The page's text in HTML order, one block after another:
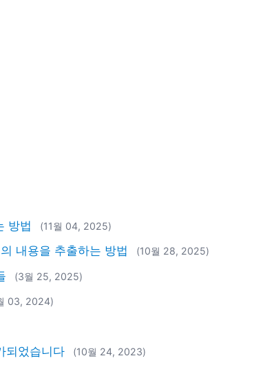
방법 (11월 04, 2025)
내용을 추출하는 방법 (10월 28, 2025)
(3월 25, 2025)
03, 2024)
되었습니다 (10월 24, 2023)